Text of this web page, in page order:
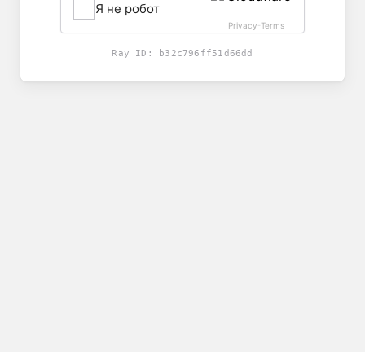
Я не робот
Privacy-Terms
Ray ID: b32c796ff51d66dd